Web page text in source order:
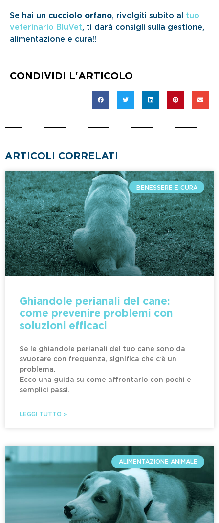
Se hai un cucciolo orfano, rivolgiti subito al tuo
veterinario BluVet, ti darà consigli sulla gestione,
alimentazione e cura!!
CONDIVIDI L'ARTICOLO
ARTICOLI CORRELATI
BENESSERE E CURA
Ghiandole perianali del cane:
come prevenire problemi con
soluzioni efficaci
Se le ghiandole perianali del tuo cane sono da
svuotare con frequenza, significa che c’è un
problema.
Ecco una guida su come affrontarlo con pochi e
semplici passi.
LEGGI TUTTO »
ALIMENTAZIONE ANIMALE